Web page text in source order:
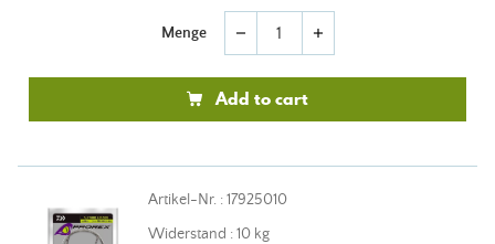
Menge remove add
Add to cart
Artikel-Nr. : 17925010
Widerstand : 10 kg